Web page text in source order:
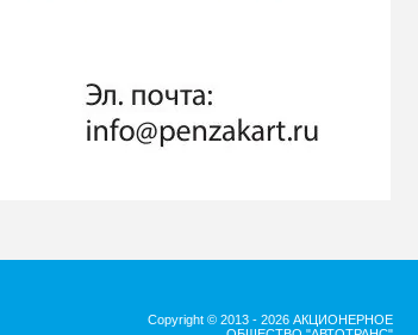
Copyright © 2013 - 2026 АКЦИОНЕРНОЕ